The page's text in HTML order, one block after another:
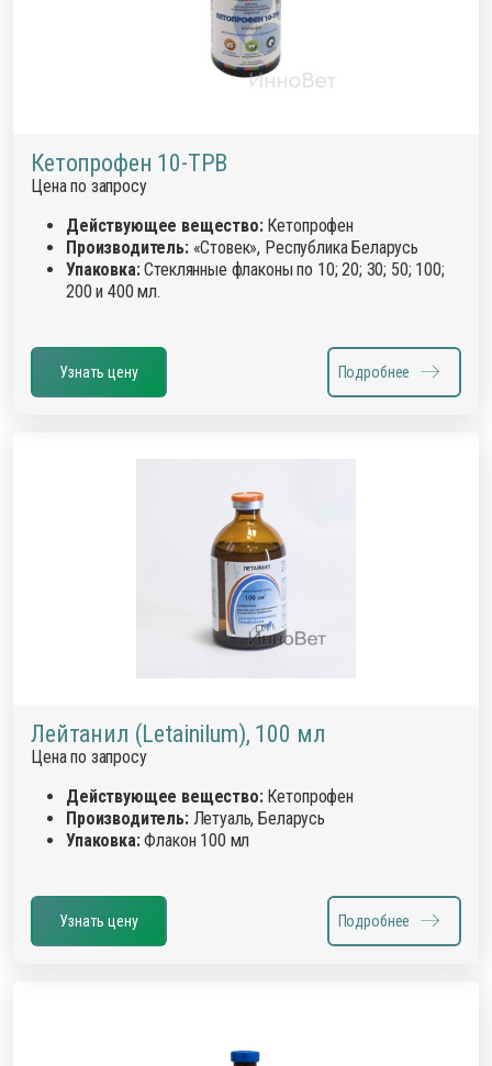
Кетопрофен 10-ТРВ
Цена по запросу
Действующее вещество:Кетопрофен
Производитель:«Стовек», Республика Беларусь
Упаковка:Стеклянные флаконы по 10; 20; 30; 50; 100;
200 и 400 мл.
Узнать цену Подробнее
Лейтанил (Letainilum), 100 мл
Цена по запросу
Действующее вещество:Кетопрофен
Производитель:Летуаль, Беларусь
Упаковка:Флакон 100 мл
Узнать цену Подробнее